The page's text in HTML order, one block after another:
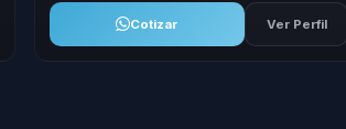
Cotizar Ver Perfil